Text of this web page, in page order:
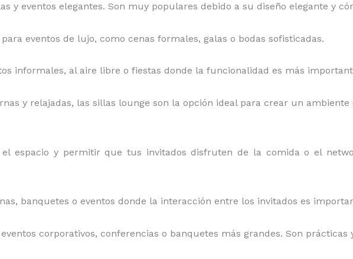
y eventos elegantes. Son muy populares debido a su diseño elegante y
eventos de lujo, como cenas formales, galas o bodas sofisticadas.
informales, al aire libre o fiestas donde la funcionalidad es más
y relajadas, las sillas lounge son la opción ideal para crear un ambiente
espacio y permitir que tus invitados disfruten de la comida o el
banquetes o eventos donde la interacción entre los invitados es
corporativos, conferencias o banquetes más grandes. Son